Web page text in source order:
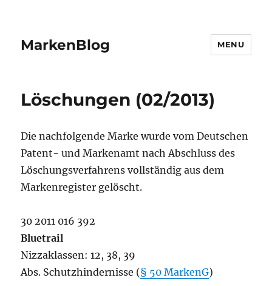
MarkenBlog MENU
Löschungen (02/2013)
Die nachfolgende Marke wurde vom Deutschen
Patent- und Markenamt nach Abschluss des
Löschungsverfahrens vollständig aus dem
Markenregister gelöscht.
30 2011 016 392
Bluetrail
Nizzaklassen: 12, 38, 39
Abs. Schutzhindernisse (§ 50 MarkenG)